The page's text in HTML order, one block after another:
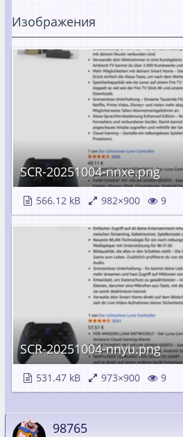
Изображения
SCR-20251004-nnxe.png
566.12 kB 982×900 9
SCR-20251004-nnyu.png
531.47 kB 973×900 9
98765